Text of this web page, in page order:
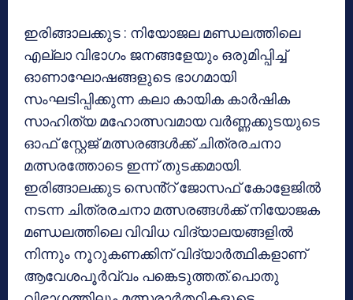
ഇരിങ്ങാലക്കുട : നിയോജല മണ്ഡലത്തിലെ
എല്ലാ വിഭാഗം ജനങ്ങളേയും ഒരുമിപ്പിച്ച്
ഓണാഘോഷങ്ങളുടെ ഭാഗമായി
സംഘടിപ്പിക്കുന്ന കലാ കായിക കാർഷിക
സാഹിത്യ മഹോത്സവമായ വർണ്ണക്കുടയുടെ
ഓഫ് സ്റ്റേജ് മത്സരങ്ങൾക്ക് ചിത്രരചനാ
മത്സരത്തോടെ ഇന്ന് തുടക്കമായി.
ഇരിങ്ങാലക്കുട സെൻ്റ് ജോസഫ് കോളേജിൽ
നടന്ന ചിത്രരചനാ മത്സരങ്ങൾക്ക് നിയോജക
മണ്ഡലത്തിലെ വിവിധ വിദ്യാലയങ്ങളിൽ
നിന്നും നൂറുകണക്കിന് വിദ്യാർത്ഥികളാണ്
ആവേശപൂർവ്വം പങ്കെടുത്തത്.പൊതു